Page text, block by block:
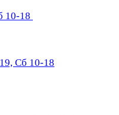
10-18
Сб 10-18